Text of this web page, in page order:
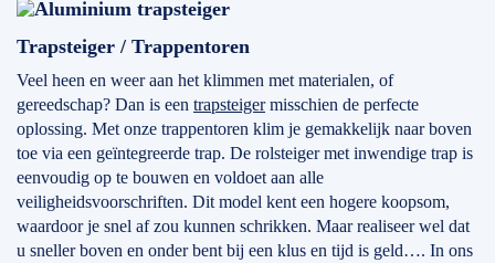
Trapsteiger / Trappentoren
Veel heen en weer aan het klimmen met materialen, of
gereedschap? Dan is een trapsteigermisschien de perfecte
oplossing. Met onze trappentoren klim je gemakkelijk naar boven
toe via een geïntegreerde trap. De rolsteiger met inwendige trap is
eenvoudig op te bouwen en voldoet aan alle
veiligheidsvoorschriften. Dit model kent een hogere koopsom,
waardoor je snel af zou kunnen schrikken. Maar realiseer wel dat
u sneller boven en onder bent bij een klus en tijd is geld…. In ons